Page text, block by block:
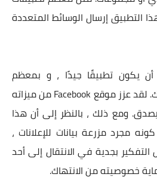
التطبيق إرسال الوسائط المتعددة
اعتاد تطبيق Whatsapp أن يكون تطبيقًا جيدًا ، و بمعظم
المعايير ، فإنه لا يزال كذلك. لقد عزز موقع Facebook من ميزاته
ومع ذلك ، بالنظر إلى أن هذا
مجرد مزرعة بيانات للإعلانات ،
بجدية في الانتقال إلى أحد
خصوصيته من الانتهاك.